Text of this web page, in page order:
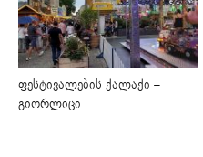
ფესტივალების ქალაქი –
გიორლიცი